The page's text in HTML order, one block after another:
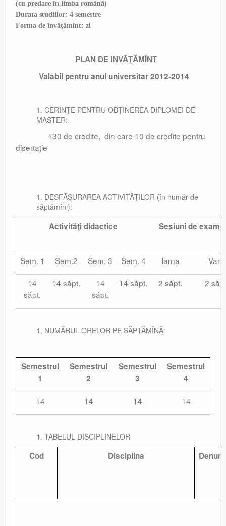
(cu predare în limba română)
Durata studiilor: 4 semestre
Forma de învăţămînt: zi
PLAN DE INVĂŢĂMÎNT
Valabil pentru anul universitar 2012-2014
CERINŢE PENTRU OBŢINEREA DIPLOMEI DE
MASTER:
130 de credite, din care 10 de credite pentru
disertaţie
DESFĂŞURAREA ACTIVITĂŢILOR (în număr de
săptămîni):
Activităţi didactice Sesiuni de
Sem. 1 Sem.2 Sem. 3 Sem. 4 Iarna
Vara
14
săpt.
14 săpt.
14
săpt.
14 săpt. 2 săpt. 2
NUMĂRUL ORELOR PE SĂPTĂMÎNĂ:
Semestrul
1
Semestrul
2
Semestrul
3
Semestrul
4
14
14 14 14
TABELUL DISCIPLINELOR
Cod Disciplina